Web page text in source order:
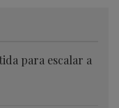
para escalar a